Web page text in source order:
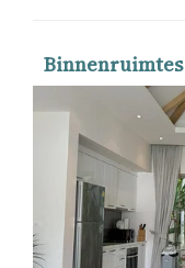
Binnenruimtes